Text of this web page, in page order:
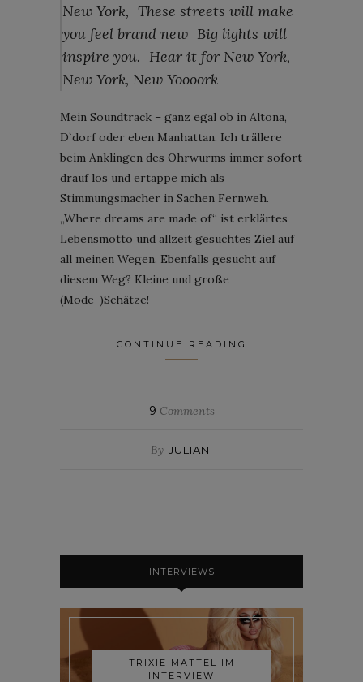
New York, These streets will make
you feel brand new Big lights will
inspire you. Hear it for New York,
New York, New Yoooork
Mein Soundtrack – ganz egal ob in Altona,
D`dorf oder eben Manhattan. Ich trällere
beim Anklingen des Ohrwurms immer sofort
drauf los und ertappe mich als
Stimmungsmacher in Sachen Fernweh.
„Where dreams are made of“ ist erklärtes
Lebensmotto und allzeit gesuchtes Ziel auf
all meinen Wegen. Ebenfalls gesucht auf
diesem Weg? Kleine und große
(Mode-)Schätze!
CONTINUE READING
9 Comments
By JULIAN
INTERVIEWS
TRIXIE MATTEL IM
INTERVIEW